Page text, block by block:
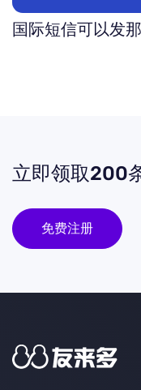
国际短信可以发
立即领取200
免费注册